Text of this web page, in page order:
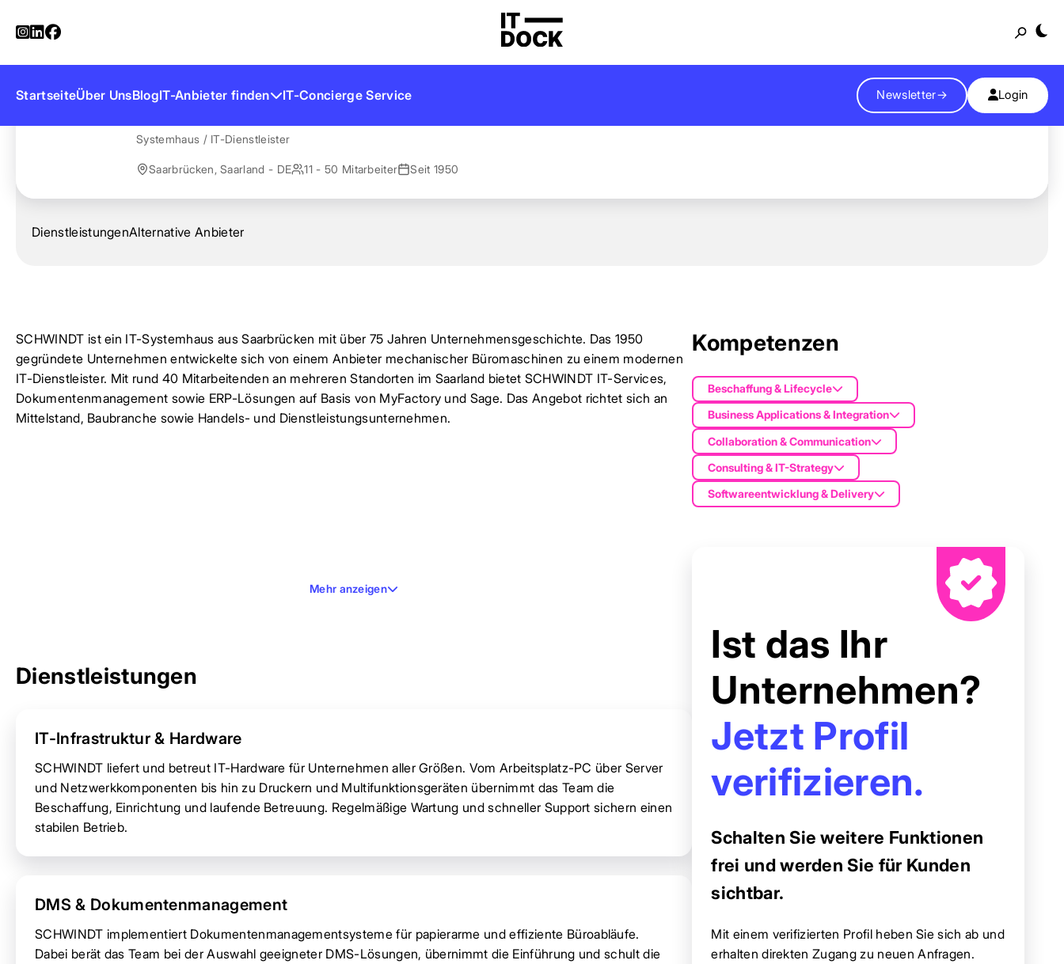
StartseiteÜber UnsBlogIT-Anbieter finden IT-Concierge Service Newsletter→ Login
Startseite
SCHWINDT
Systemhaus / IT-Dienstleister
Saarbrücken, Saarland - DE 11 - 50 Mitarbeiter Seit 1950
DienstleistungenAlternative Anbieter
SCHWINDT ist ein IT-Systemhaus aus Saarbrücken mit über 75 Jahren Unternehmensgeschichte. Das 1950
gegründete Unternehmen entwickelte sich von einem Anbieter mechanischer Büromaschinen zu einem modernen
IT-Dienstleister. Mit rund 40 Mitarbeitenden an mehreren Standorten im Saarland bietet SCHWINDT IT-Services,
Dokumentenmanagement sowie ERP-Lösungen auf Basis von MyFactory und Sage. Das Angebot richtet sich an
Mittelstand, Baubranche sowie Handels- und Dienstleistungsunternehmen.
Mehr anzeigen
Dienstleistungen
IT-Infrastruktur & Hardware
SCHWINDT liefert und betreut IT-Hardware für Unternehmen aller Größen. Vom Arbeitsplatz-PC über Server
und Netzwerkkomponenten bis hin zu Druckern und Multifunktionsgeräten übernimmt das Team die
Beschaffung, Einrichtung und laufende Betreuung. Regelmäßige Wartung und schneller Support sichern einen
stabilen Betrieb.
DMS & Dokumentenmanagement
SCHWINDT implementiert Dokumentenmanagementsysteme für papierarme und effiziente Büroabläufe.
Dabei berät das Team bei der Auswahl geeigneter DMS-Lösungen, übernimmt die Einführung und schult die
Kompetenzen
Beschaffung & Lifecycle
Business Applications & Integration
Collaboration & Communication
Consulting & IT-Strategy
Softwareentwicklung & Delivery
Ist das Ihr
Unternehmen?
Jetzt Profil
verifizieren.
Schalten Sie weitere Funktionen
frei und werden Sie für Kunden
sichtbar.
Mit einem verifizierten Profil heben Sie sich ab und
erhalten direkten Zugang zu neuen Anfragen.